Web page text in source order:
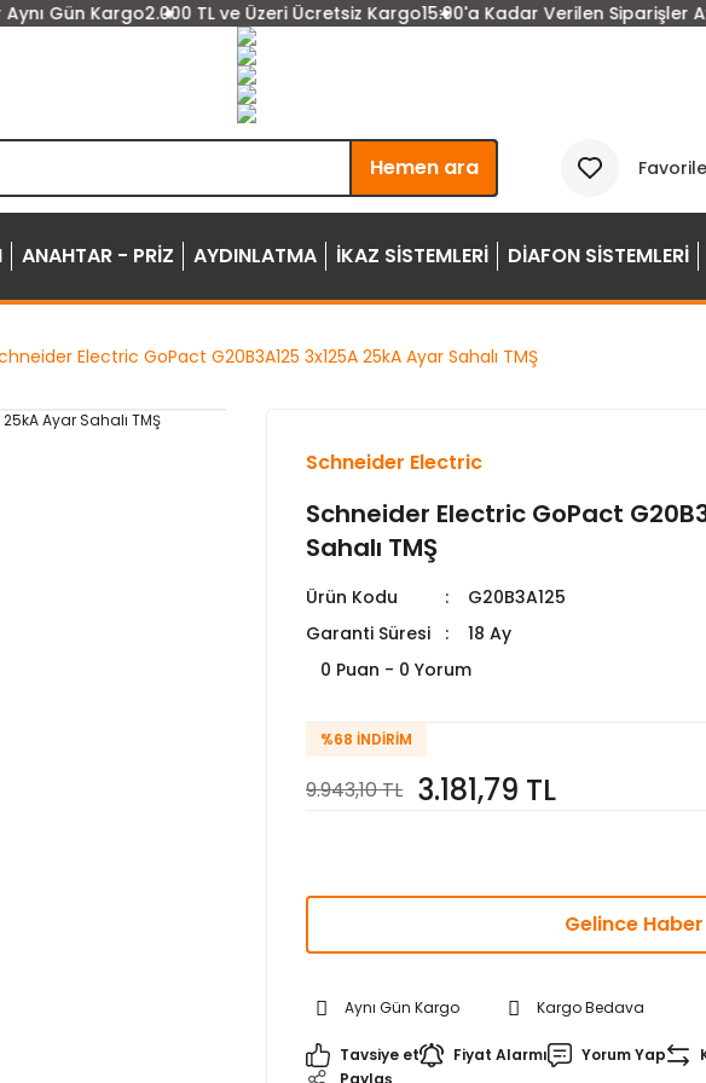
Gün Kargo2.000 TL ve Üzeri Ücretsiz Kargo15:00'a Kadar Verilen Siparişler
Hemen ara
ANAHTAR - PRİZ AYDINLATMA İKAZ SİSTEMLERİ DİAFON SİSTEMLERİ
Electric GoPact G20B3A125 3x125A 25kA Ayar Sahalı TMŞ
Schneider Electric
Schneider Electric GoPact
Sahalı TMŞ
Ürün Kodu
G20B3A125
Garanti Süresi
18 Ay
0 Puan - 0 Yorum
%68 İNDIRIM
9.943,10 TL 3.181,79 TL
Gelince
Aynı Gün Kargo Kargo Bedava
Tavsiye et Fiyat Alarmı Yorum Yap
Paylaş